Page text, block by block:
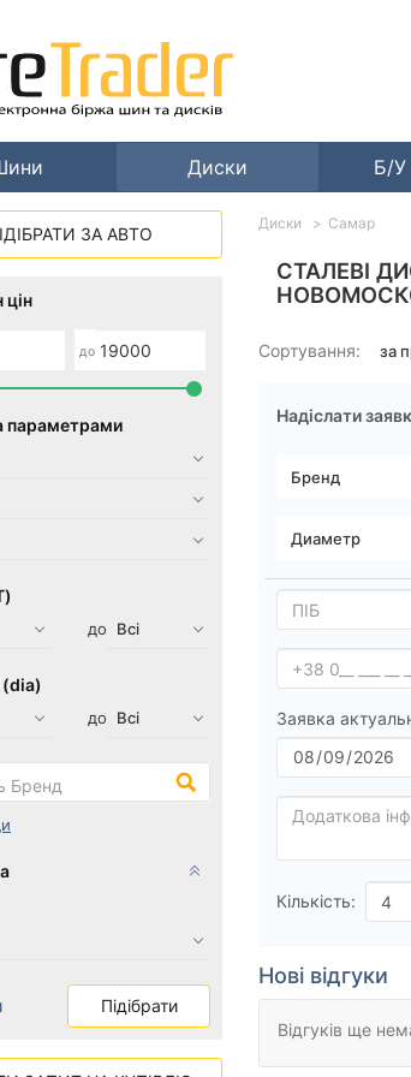
Диски Б/У
СТАЛЕВІ
Сортування:
Надіслати
Заявка
Кількість:
Нові відгуки
Відгуків ще
Диски Самар
ЗА АВТО
цін
до
параметрами
до
до
Підібрати